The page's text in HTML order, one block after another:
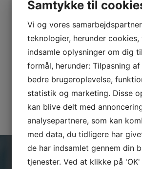
CRM overBLIK med ét klik!
virksomheder – derfor vælger mange
SkyViewCRM er den bedste CRM-
dataindsamling og rapportering.
Effektivt salg er mere end ringelister!
Er du på vej til at nå dit års budget. Vil
via et SkyViewCRM system i løbet af
Samtykke til
Vi og vores
teknologier, herunder cookies,
indsamle oplysninger om dig
formål, herunder: Tilpasning
bedre brugeroplevelse,
statistik og marketing. Disse
kan blive delt med
analysepartnere, som kan
med data, du tidligere har
de har indsamlet gennem din
tjenester. Ved at klikke på